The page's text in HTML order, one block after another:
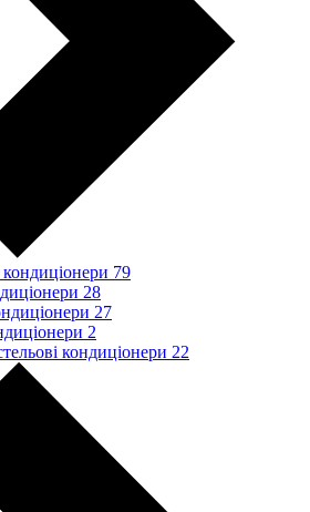
79
28
27
2
кондиціонери 22